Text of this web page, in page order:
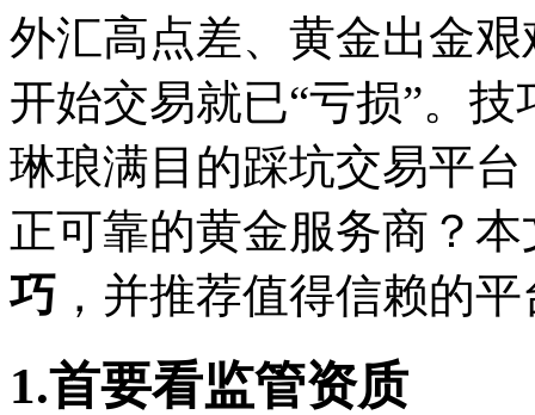
外汇高点差、黄金出金
开始交易就已“亏损”。
琳琅满目的踩坑交易平
正可靠的黄金服务商？
巧 ，并推荐值得信赖的
1.首要看监管资质